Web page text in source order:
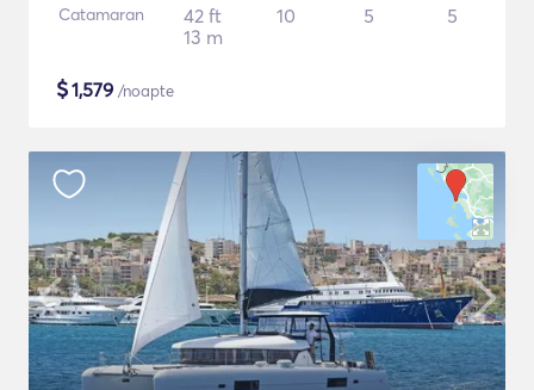
Catamaran
42 ft
13 m
10 5 5
$1,579 /noapte